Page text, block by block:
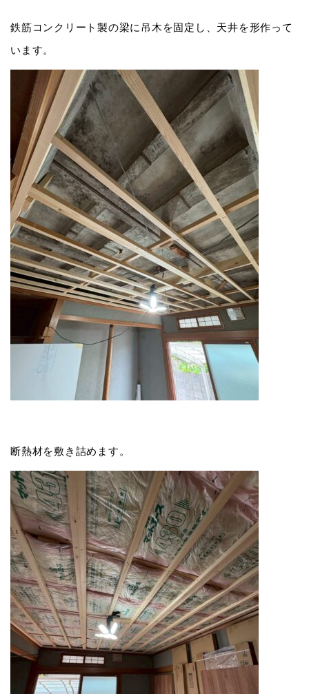
鉄筋コンクリート製の梁に吊木を固定し、天井を形作って
います。
断熱材を敷き詰めます。